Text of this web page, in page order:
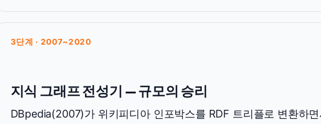
3단계 · 2007~2020
지식 그래프 전성기 — 규모의 승리
DBpedia(2007)가 위키피디아 인포박스를 RDF 트리플로 변환하